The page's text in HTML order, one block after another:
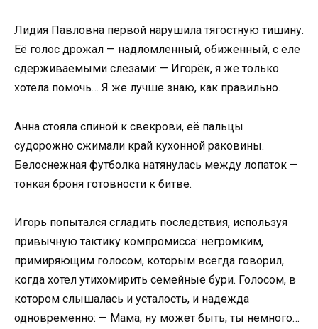
Лидия Павловна первой нарушила тягостную тишину.
Её голос дрожал — надломленный, обиженный, с еле
сдерживаемыми слезами: — Игорёк, я же только
хотела помочь… Я же лучше знаю, как правильно.
Анна стояла спиной к свекрови, её пальцы
судорожно сжимали край кухонной раковины.
Белоснежная футболка натянулась между лопаток —
тонкая броня готовности к битве.
Игорь попытался сгладить последствия, используя
привычную тактику компромисса: негромким,
примиряющим голосом, которым всегда говорил,
когда хотел утихомирить семейные бури. Голосом, в
котором слышалась и усталость, и надежда
одновременно: — Мама, ну может быть, ты немного…